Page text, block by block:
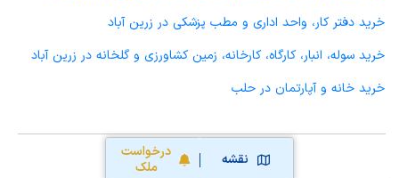
نقشه
درخواست
ملک
خرید دفتر کار، واحد اداری و مطب پزشکی در زرین آباد
خرید سوله، انبار، کارگاه، کارخانه، زمین کشاورزی و گلخانه در زرین آباد
خرید خانه و آپارتمان در حلب